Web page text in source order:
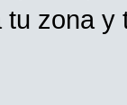
zona